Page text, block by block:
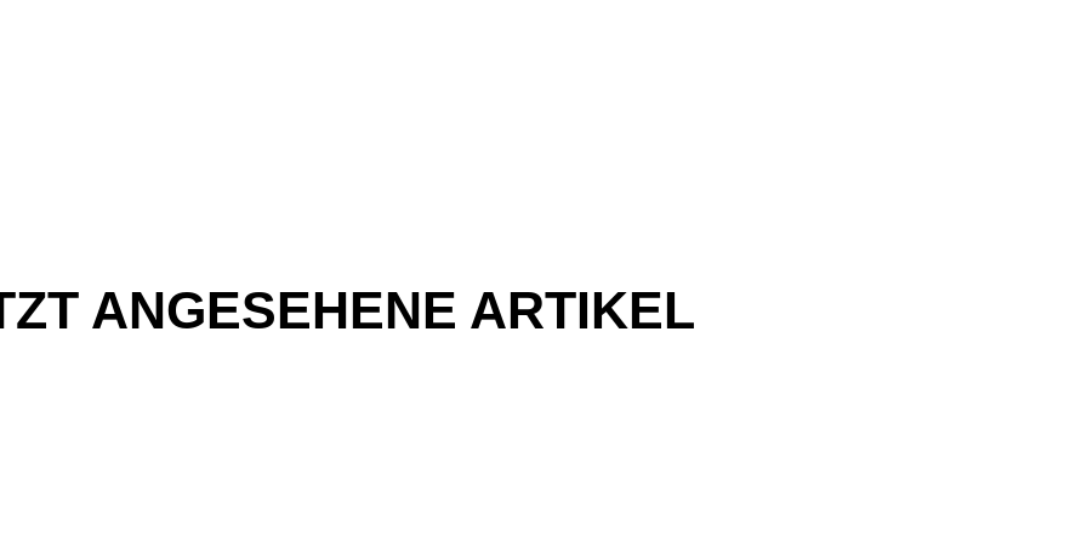
ANGESEHENE ARTIKEL